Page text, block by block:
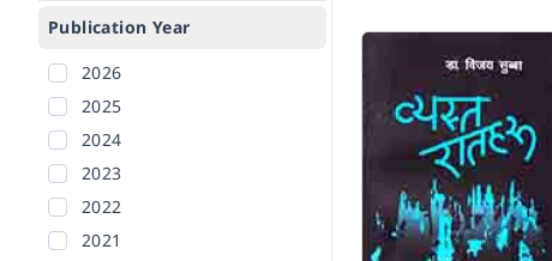
Publication Year
2026
2025
2024
2023
2022
2021